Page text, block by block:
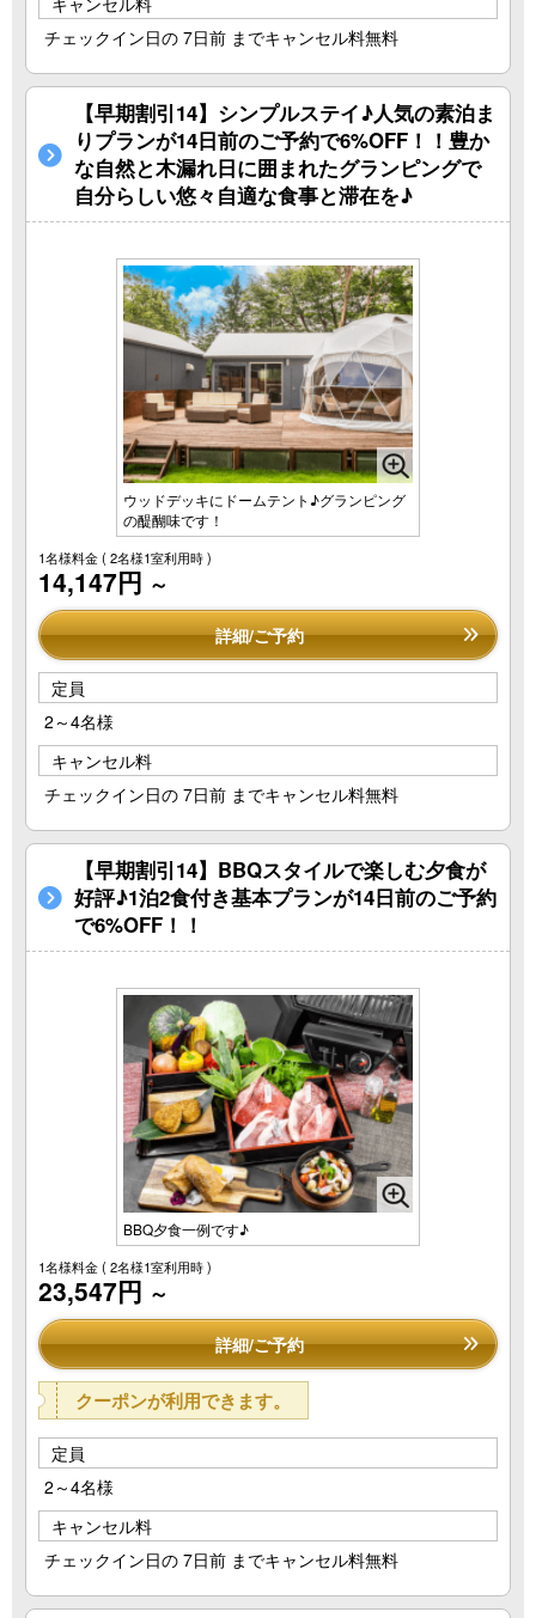
チェックイン日の 7日前 までキャンセル料無料
【早期割引14】シンプルステイ♪人気の素泊ま
りプランが14日前のご予約で6%OFF！！豊か
な自然と木漏れ日に囲まれたグランピングで
自分らしい悠々自適な食事と滞在を♪
ウッドデッキにドームテント♪グランピング
の醍醐味です！
1名様料金( 2名様1室利用時 )
14,147円 ～
詳細/ご予約
定員
2～4名様
キャンセル料
チェックイン日の 7日前 までキャンセル料無料
【早期割引14】BBQスタイルで楽しむ夕食が
好評♪1泊2食付き基本プランが14日前のご予約
で6%OFF！！
BBQ夕食一例です♪
1名様料金( 2名様1室利用時 )
23,547円 ～
詳細/ご予約
クーポンが利用できます。
定員
2～4名様
キャンセル料
チェックイン日の 7日前 までキャンセル料無料